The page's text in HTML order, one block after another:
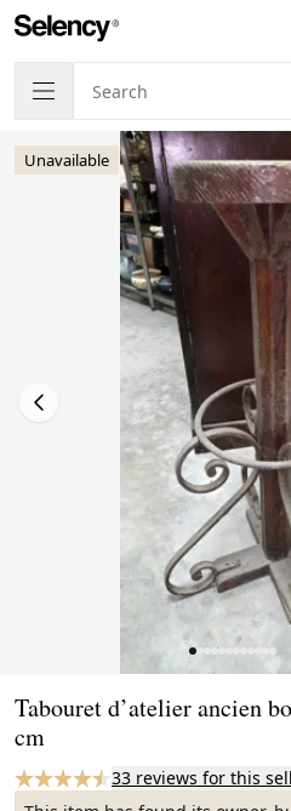
Unavailable
Tabouret d’atelier ancien
cm
33 reviews for this